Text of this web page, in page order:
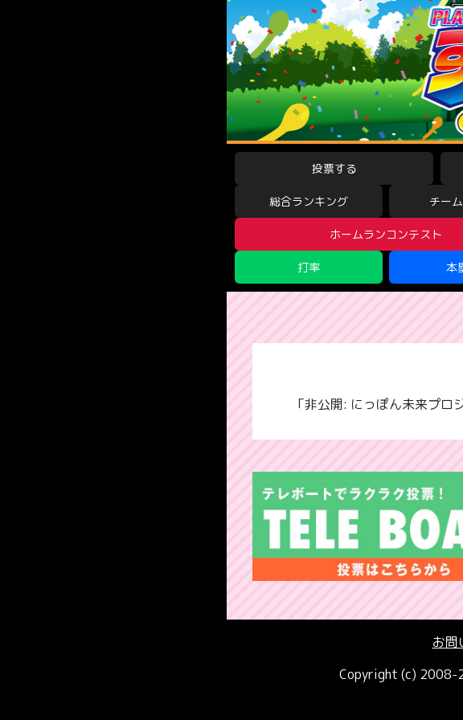
投票する
総合ランキング チー
ホームランコンテスト
打率 本
「非公開: にっぽん未来プ
お問
Copyright (c) 2008-